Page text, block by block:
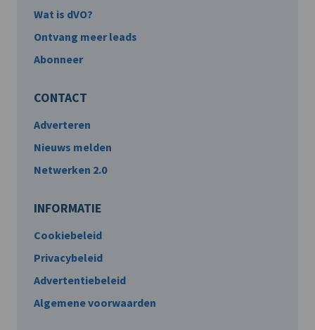
Wat is dVO?
Ontvang meer leads
Abonneer
CONTACT
Adverteren
Nieuws melden
Netwerken 2.0
INFORMATIE
Cookiebeleid
Privacybeleid
Advertentiebeleid
Algemene voorwaarden